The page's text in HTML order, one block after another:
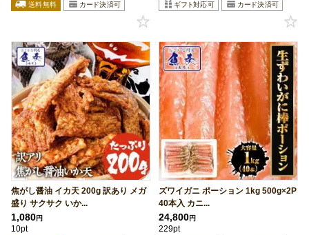
焦がし醤油 イカ天 200g 訳あり メガ
盛り サクサク いか...
1,080円
10pt
ズワイガニ ポーション 1kg 500g×2P
40本入 カニ...
24,800円
229pt